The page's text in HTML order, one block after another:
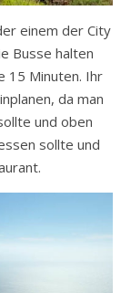
einem der City
Busse halten
15 Minuten. Ihr
da man
und oben
sollte und